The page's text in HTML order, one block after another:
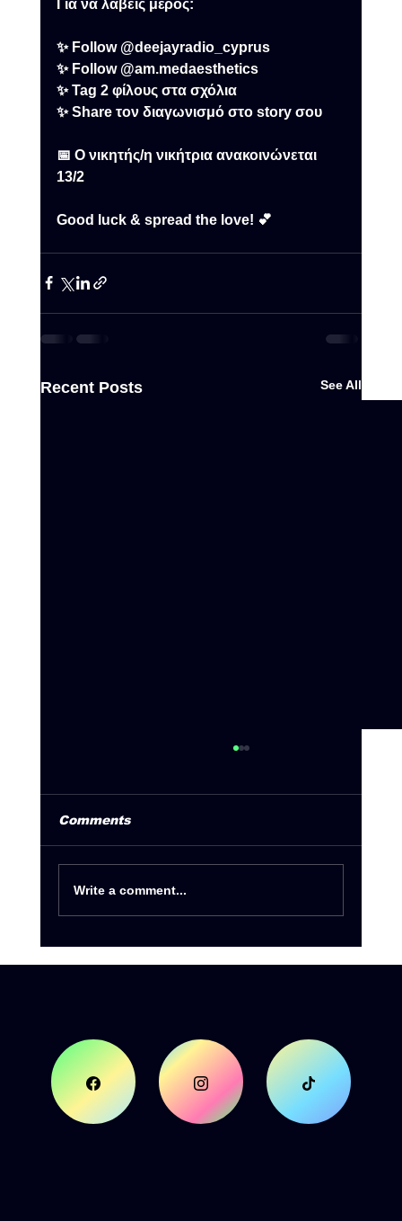
Για να λάβεις μέρος:
✨ Follow @deejayradio_cyprus
✨ Follow @am.medaesthetics
✨ Tag 2 φίλους στα σχόλια
✨ Share τον διαγωνισμό στο story σου
📅 Ο νικητής/η νικήτρια ανακοινώνεται
13/2
Good luck & spread the love! 💕
Recent Posts See All
Comments
Write a comment...